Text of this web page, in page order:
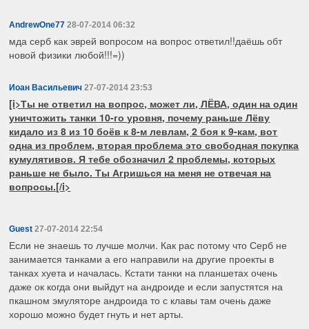
AndrewOne77 28-07-2014 06:32
мда серб как эврей вопросом на вопрос ответил!!даёшь обт
новой физики любой!!!=))
Иоан Васильевич 27-07-2014 23:53
[i>Ты не ответил на вопрос, может ли, ЛЁВА, один на один
уничтожить танки 10-го уровня, почему раньше Лёву
кидало из 8 из 10 боёв к 8-м левлам, 2 боя к 9-кам, вот
одна из проблем, вторая проблема это свободная покупка
кумулятивов. Я тебе обозначил 2 проблемы, которых
раньше не было. Ты Агришься на меня не отвечая на
вопросы.[/i>
Guest 27-07-2014 22:54
Если не знаешь то лучше молчи. Как рас потому что Серб не
занимается танками а его направили на другие проекты в
танках хуета и началась. Кстати танки на планшетах очень
даже ок когда они выйдут на андроиде и если запустятся на
пкашном эмуляторе андроида то с клавы там очень даже
хорошо можно будет гнуть и нет арты.